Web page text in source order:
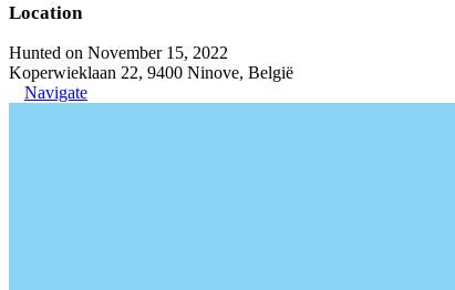
Location
Hunted on November 15, 2022
Koperwieklaan 22, 9400 Ninove, België
Navigate